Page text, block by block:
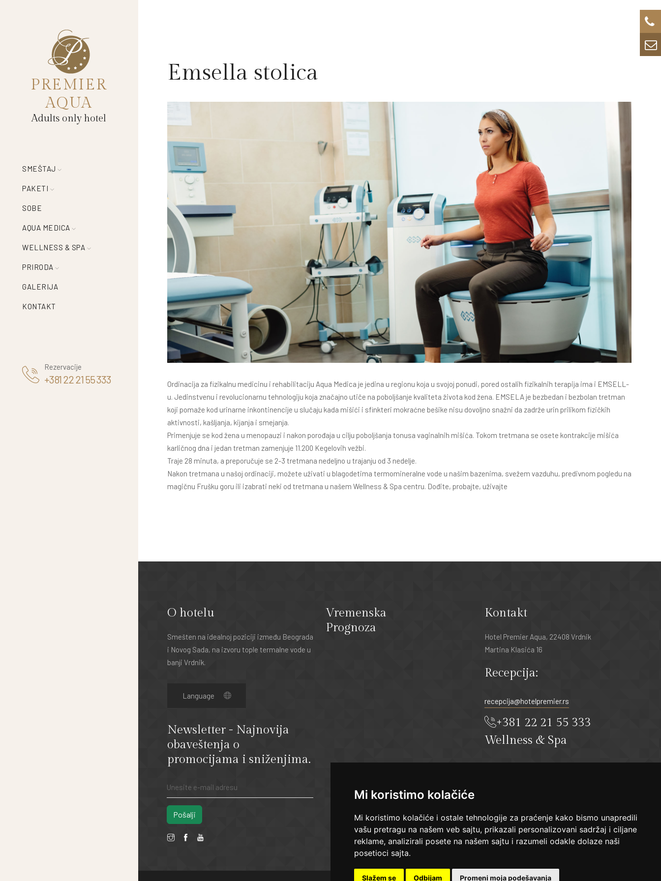
Mi koristimo kolačiće
Mi koristimo kolačiće i ostale tehnologije za praćenje kako bismo unapredili
vašu pretragu na našem veb sajtu, prikazali personalizovani sadržaj i ciljane
reklame, analizirali posete na našem sajtu i razumeli odakle dolaze naši
posetioci sajta.
Slažem se Odbijam Promeni moja podešavanja
PREMIER
AQUA
Adults only hotel
SMEŠTAJ
PAKETI
SOBE
AQUA MEDICA
WELLNESS & SPA
PRIRODA
GALERIJA
KONTAKT
Rezervacije
+381 22 21 55 333
Emsella stolica
Ordinacija za fizikalnu medicinu i rehabilitaciju Aqua Medica je jedina u regionu koja u svojoj ponudi, pored ostalih fizikalnih terapija ima i EMSELL-
u. Jedinstvenu i revolucionarnu tehnologiju koja značajno utiče na poboljšanje kvaliteta života kod žena. EMSELA je bezbedan i bezbolan tretman
koji pomaže kod urinarne inkontinencije u slučaju kada mišići i sfinkteri mokraćne bešike nisu dovoljno snažni da zadrže urin prilikom fizičkih
aktivnosti, kašljanja, kijanja i smejanja.
Primenjuje se kod žena u menopauzi i nakon porođaja u cilju poboljšanja tonusa vaginalnih mišića. Tokom tretmana se osete kontrakcije mišića
karličnog dna i jedan tretman zamenjuje 11.200 Kegelovih vežbi.
Traje 28 minuta, a preporučuje se 2-3 tretmana nedeljno u trajanju od 3 nedelje.
Nakon tretmana u našoj ordinaciji, možete uživati u blagodetima termomineralne vode u našim bazenima, svežem vazduhu, predivnom pogledu na
magičnu Frušku goru ili izabrati neki od tretmana u našem Wellness & Spa centru. Dođite, probajte, uživajte
O hotelu
Smešten na idealnoj poziciji između Beograda
i Novog Sada, na izvoru tople termalne vode u
banji Vrdnik.
Newsletter - Najnovija
obaveštenja o
promocijama i sniženjima.
Pošalji
Vremenska
Prognoza
Kontakt
Hotel Premier Aqua, 22408 Vrdnik
Martina Klasića 16
Recepcija:
recepcija@hotelpremier.rs
+381 22 21 55 333
Wellness & Spa